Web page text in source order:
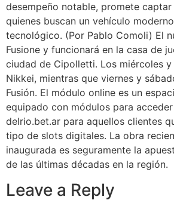
desempeño notable, promete
quienes buscan un vehículo
tecnológico. (Por Pablo Comoli) El
Fusione y funcionará en la casa de
ciudad de Cipolletti. Los miércoles y
Nikkei, mientras que viernes y
Fusión. El módulo online es un
equipado con módulos para
delrio.bet.ar para aquellos clientes
tipo de slots digitales. La obra
inaugurada es seguramente la
de las últimas décadas en la región.
Leave a Reply